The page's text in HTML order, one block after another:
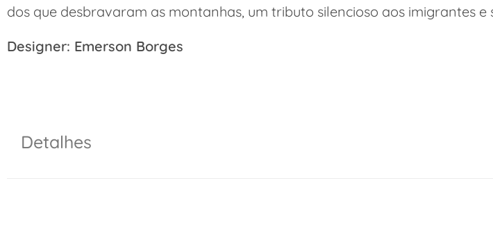
dos que desbravaram as montanhas, um tributo silencioso aos imigrantes e
Designer: Emerson Borges
Detalhes